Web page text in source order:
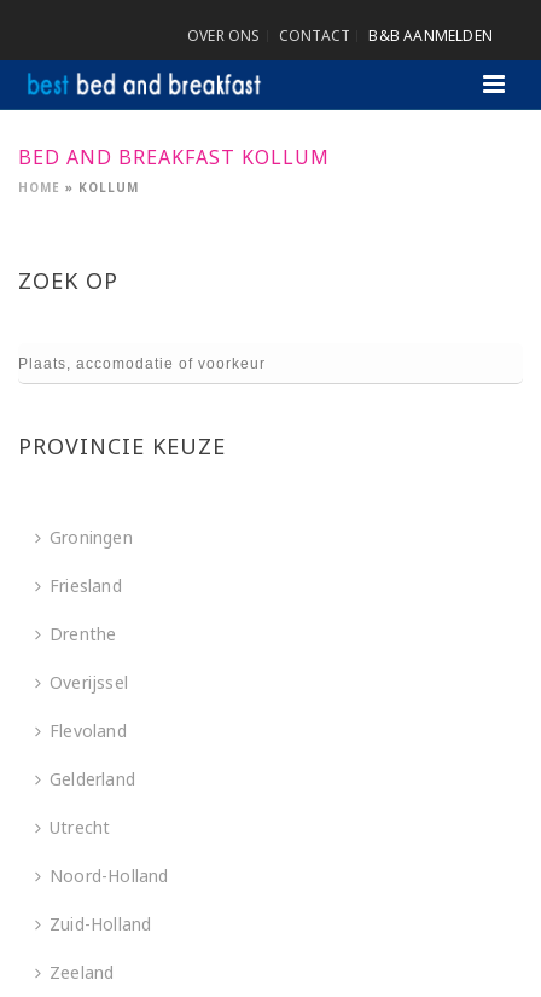
OVER ONS CONTACT B&B AANMELDEN
BED AND BREAKFAST KOLLUM
HOME » KOLLUM
ZOEK OP
PROVINCIE KEUZE
Groningen
Friesland
Drenthe
Overijssel
Flevoland
Gelderland
Utrecht
Noord-Holland
Zuid-Holland
Zeeland